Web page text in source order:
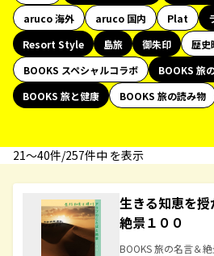
aruco 海外
aruco 国内 Plat
Resort Style
島旅 御朱印 歴史
BOOKS スペシャルコラボ
BOOKS 旅
BOOKS 旅と健康
BOOKS 旅の読み物
21〜40件/257件中 を表示
生きる知恵を
絶景１００
BOOKS 旅の名言＆